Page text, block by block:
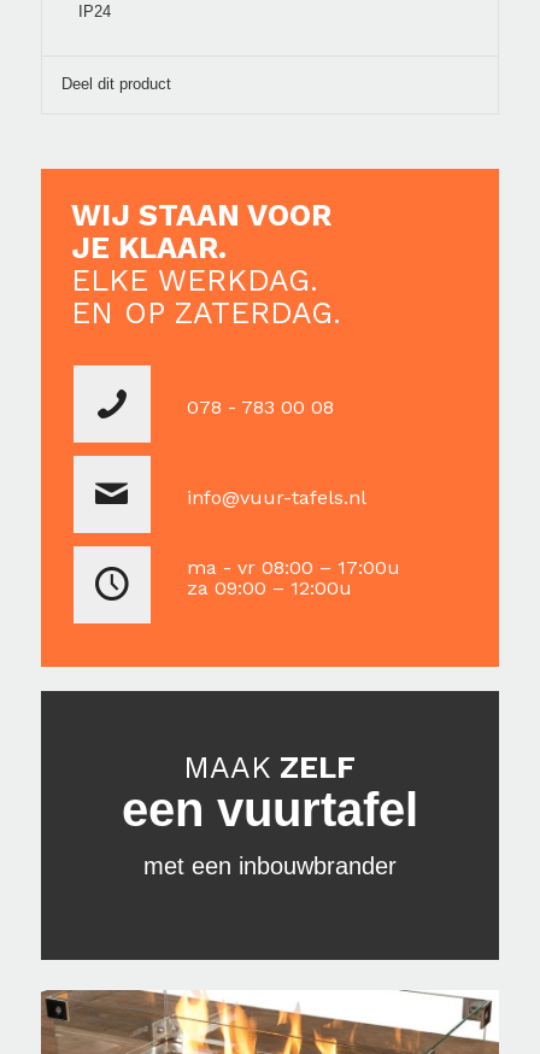
IP24
Deel dit product
WIJ STAAN VOOR
JE KLAAR.
ELKE WERKDAG.
EN OP ZATERDAG.
078 - 783 00 08
info@vuur-tafels.nl
ma - vr 08:00 – 17:00u
za 09:00 – 12:00u
MAAK ZELF
een vuurtafel
met een inbouwbrander